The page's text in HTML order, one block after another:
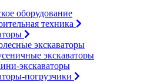
оборудование
техника
экскаваторы
экскаваторы
экскаваторы
погрузчики